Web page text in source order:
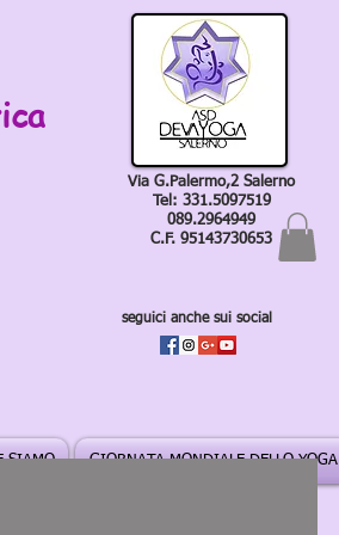
Via G.Palermo,2 Salerno
Tel: 331.5097519
089.2964949
C.F. 95143730653
seguici anche sui social
SIAMO GIORNATA MONDIALE DELLO YOGA